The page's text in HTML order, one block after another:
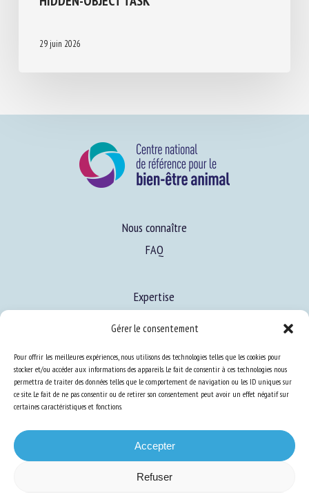
Gérer le consentement
Pour offrir les meilleures expériences, nous utilisons des technologies telles que les cookies pour
stocker et/ou accéder aux informations des appareils. Le fait de consentir à ces technologies nous
permettra de traiter des données telles que le comportement de navigation ou les ID uniques sur
ce site. Le fait de ne pas consentir ou de retirer son consentement peut avoir un effet négatif sur
certaines caractéristiques et fonctions.
Accepter
Refuser
HIDDEN-OBJECT TASK
29 juin 2026
Nous connaître
FAQ
Expertise
S’informer sur le BEA
Ressources
S’abonner aux actualités